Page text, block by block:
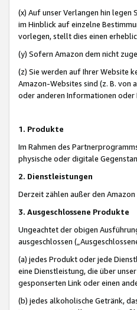
(x) Auf unser Verlangen hin
im Hinblick auf einzelne
vorlegen, stellt dies einen
(y) Sofern Amazon dem nicht
(z) Sie werden auf Ihrer Website
Amazon-Websites sind (z. B. von
oder anderen Informationen oder
1. Produkte
Im Rahmen des
physische oder digitale
2. Dienstleistungen
Derzeit zählen außer den
3. Ausgeschlossene Produkte
Ungeachtet der obigen
ausgeschlossen
(a) jedes Produkt oder jede
eine Dienstleistung, die über
gesponserten Link oder einen
(b) jedes alkoholische Getränk,